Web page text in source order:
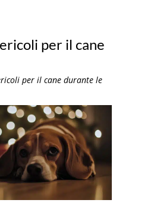
per il cane
per il cane durante le